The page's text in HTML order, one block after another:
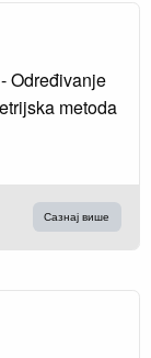
Određivanje
metoda
Сазнај више